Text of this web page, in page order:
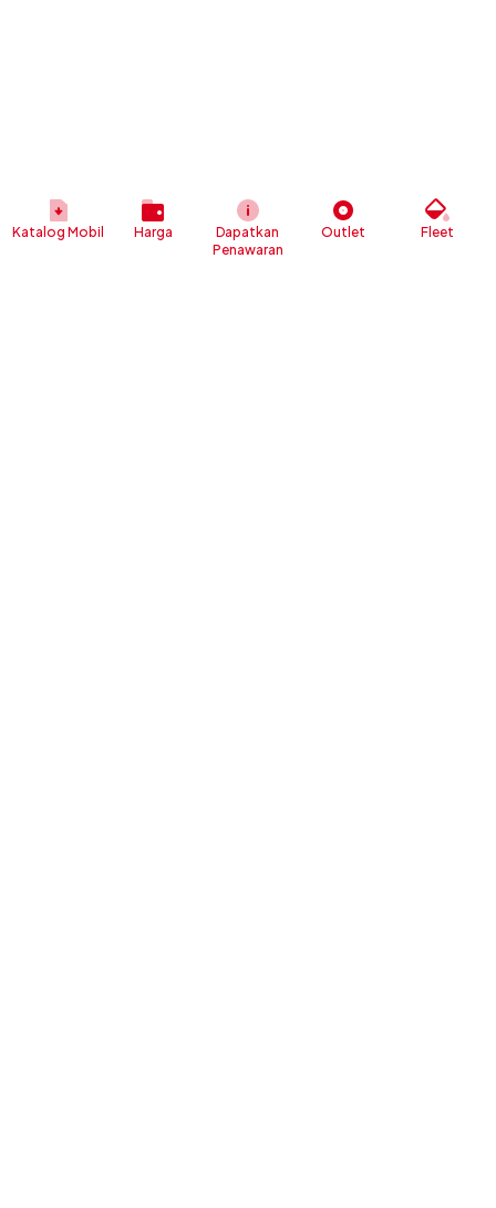
Katalog Mobil Harga
Dapatkan
Penawaran
Outlet Fleet